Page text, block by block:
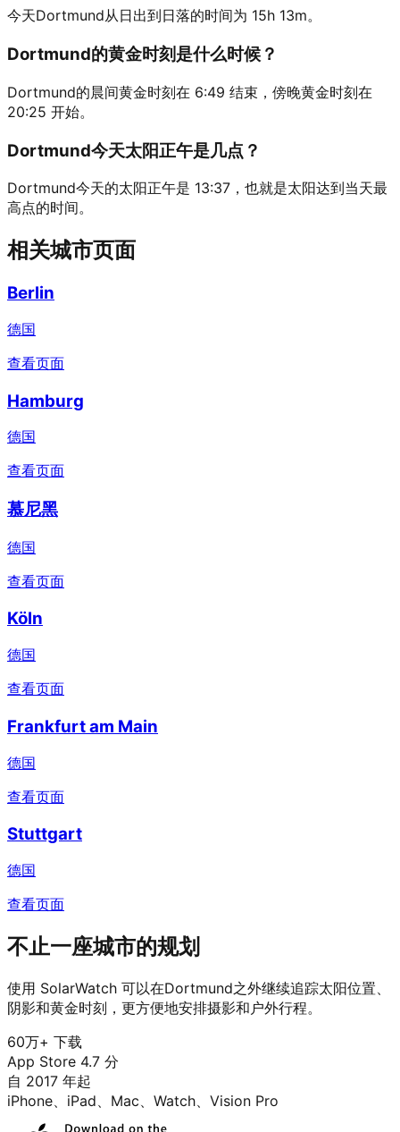
今天Dortmund从日出到日落的时间为 15h 13m。
Dortmund的黄金时刻是什么时候？
Dortmund的晨间黄金时刻在 6:49 结束，傍晚黄金时刻在
20:25 开始。
Dortmund今天太阳正午是几点？
Dortmund今天的太阳正午是 13:37，也就是太阳达到当天最
高点的时间。
相关城市页面
Berlin
德国
查看页面
Hamburg
德国
查看页面
慕尼黑
德国
查看页面
Köln
德国
查看页面
Frankfurt am Main
德国
查看页面
Stuttgart
德国
查看页面
不止一座城市的规划
使用 SolarWatch 可以在Dortmund之外继续追踪太阳位置、
阴影和黄金时刻，更方便地安排摄影和户外行程。
60万+ 下载
App Store 4.7 分
自 2017 年起
iPhone、iPad、Mac、Watch、Vision Pro